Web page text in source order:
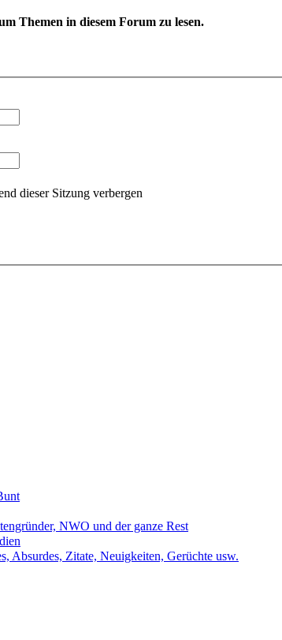
Themen in diesem Forum zu lesen.
dieser Sitzung verbergen
NWO und der ganze Rest
Zitate, Neuigkeiten, Gerüchte usw.